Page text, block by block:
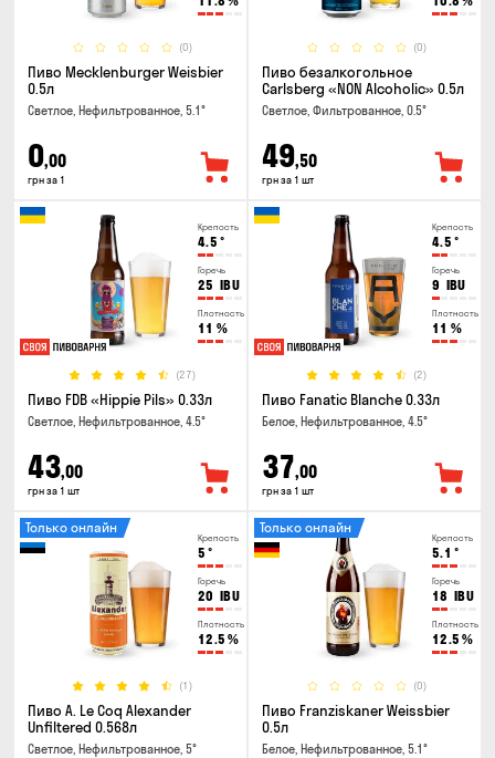
(0)
Пиво Mecklenburger Weisbier
0.5л
Светлое, Нефильтрованное, 5.1°
0,00
грн за 1
(0)
Пиво безалкогольное
Carlsberg «NON Alcoholic» 0.5л
Светлое, Фильтрованное, 0.5°
49,50
грн за 1 шт
Крепость
4.5 °
Горечь
25 IBU
Плотность
11 %
(27)
Пиво FDB «Hippie Pils» 0.33л
Светлое, Нефильтрованное, 4.5°
43,00
грн за 1 шт
Крепость
4.5 °
Горечь
9 IBU
Плотность
11 %
(2)
Пиво Fanatic Blanche 0.33л
Белое, Нефильтрованное, 4.5°
37,00
грн за 1 шт
Крепость
5 °
Горечь
20 IBU
Плотность
12.5 %
(1)
Только онлайн
Пиво A. Le Coq Alexander
Unfiltered 0.568л
Светлое, Нефильтрованное, 5°
Крепость
5.1 °
Горечь
18 IBU
Плотность
12.5 %
(0)
Только онлайн
Пиво Franziskaner Weissbier
0.5л
Белое, Нефильтрованное, 5.1°